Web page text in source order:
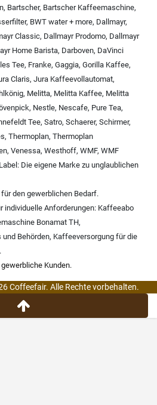
, Bartscher, Bartscher Kaffeemaschine,
, BWT water + more, Dallmayr,
Classic, Dallmayr Prodomo, Dallmayr
Home Barista, Darboven, DaVinci
Tee, Franke, Gaggia, Gorilla Kaffee,
Claris, Jura Kaffeevollautomat,
, Melitta, Melitta Kaffee, Melitta
, Nestle, Nescafe, Pure Tea,
Tee, Satro, Schaerer, Schirmer,
, Thermoplan, Thermoplan
, Venessa, Westhoff, WMF, WMF
Die eigene Marke zu unglaublichen
den gewerblichen Bedarf.
individuelle Anforderungen: Kaffeeabo
Bonamat TH,
Behörden, Kaffeeversorgung für die
.
Kunden.
Coffeefair. Alle Rechte vorbehalten.